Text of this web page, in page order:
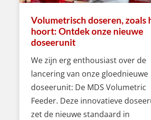
Volumetrisch doseren, zoals
hoort: Ontdek onze nieuwe
doseerunit
We zijn erg enthousiast over de
lancering van onze gloednieuwe
doseerunit: De MDS Volumetric
Feeder. Deze innovatieve
zet de nieuwe standaard in